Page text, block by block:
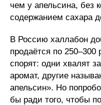
чем у апельсина, без
содержанием сахара
В Россию халлабон
продаётся по 250–300
спорят: одни хвалят
аромат, другие
апельсин». Но
бы ради того, чтобы